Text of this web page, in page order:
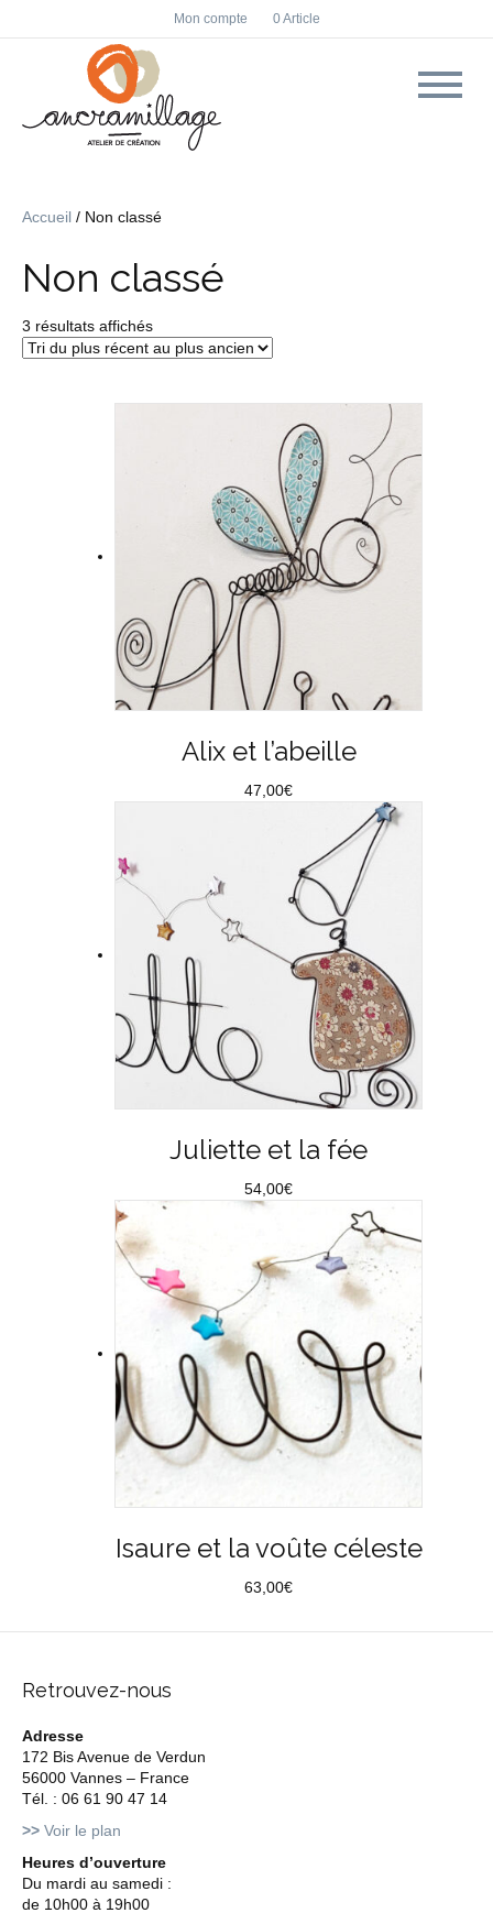
F
a
c
I
n
s
Mon compte 0 Article
Accueil / Non classé
Non classé
3 résultats affichésTrié
du
au
Alix et l’abeille
47,00€
Juliette et la fée
54,00€
Isaure et la voûte céleste
63,00€
Retrouvez-nous
Adresse
172 Bis Avenue de Verdun
56000 Vannes – France
Tél. : 06 61 90 47 14
>> Voir le plan
Heures d’ouverture
Du mardi au samedi :
de 10h00 à 19h00